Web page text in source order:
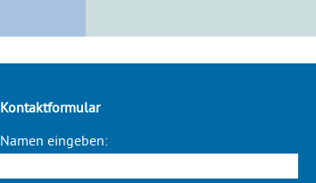
Kontaktformular
Namen eingeben: